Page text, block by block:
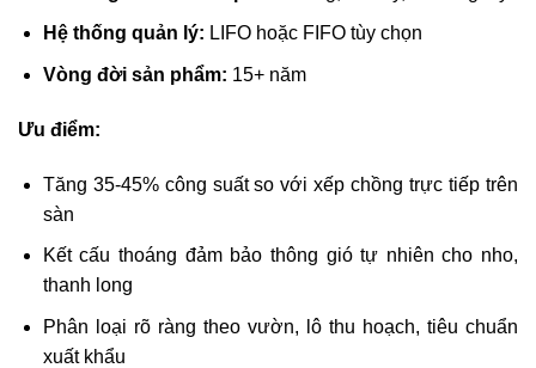
Hệ thống quản lý: LIFO hoặc FIFO tùy chọn
Vòng đời sản phẩm: 15+ năm
Ưu điểm:
Tăng 35-45% công suất so với xếp chồng trực tiếp trên
sàn
Kết cấu thoáng đảm bảo thông gió tự nhiên cho nho,
thanh long
Phân loại rõ ràng theo vườn, lô thu hoạch, tiêu chuẩn
xuất khẩu